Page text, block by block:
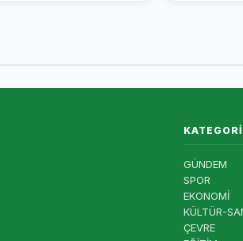
GÜNDEM
SPOR
EKONOMİ
KÜLTÜR-
ÇEVRE